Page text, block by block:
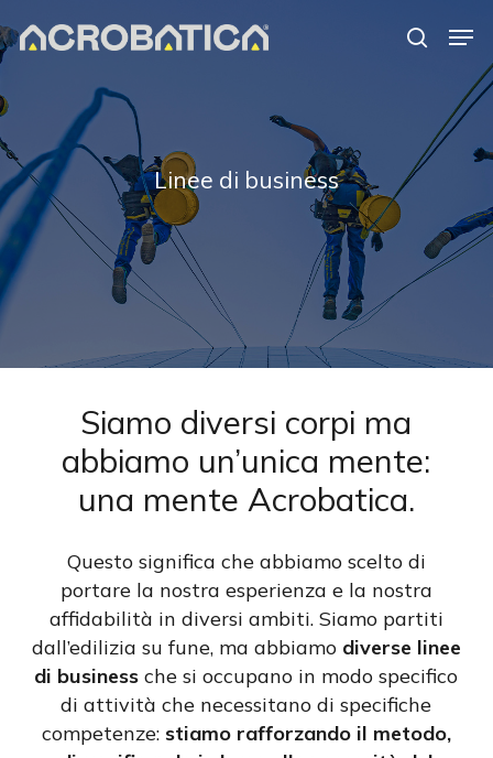
to
main
content
Linee di business
Siamo diversi corpi ma
abbiamo un’unica mente:
una mente Acrobatica.
Questo significa che abbiamo sceltodi
portarela nostra esperienza e la nostra
affidabilità in diversi ambiti. Siamo partiti
dall’edilizia su fune, ma abbiamodiverse linee
di business che si occupano in modospecifico
diattività che necessitano dispecifiche
competenze: stiamo rafforzandoil metodo,
Close
Menu